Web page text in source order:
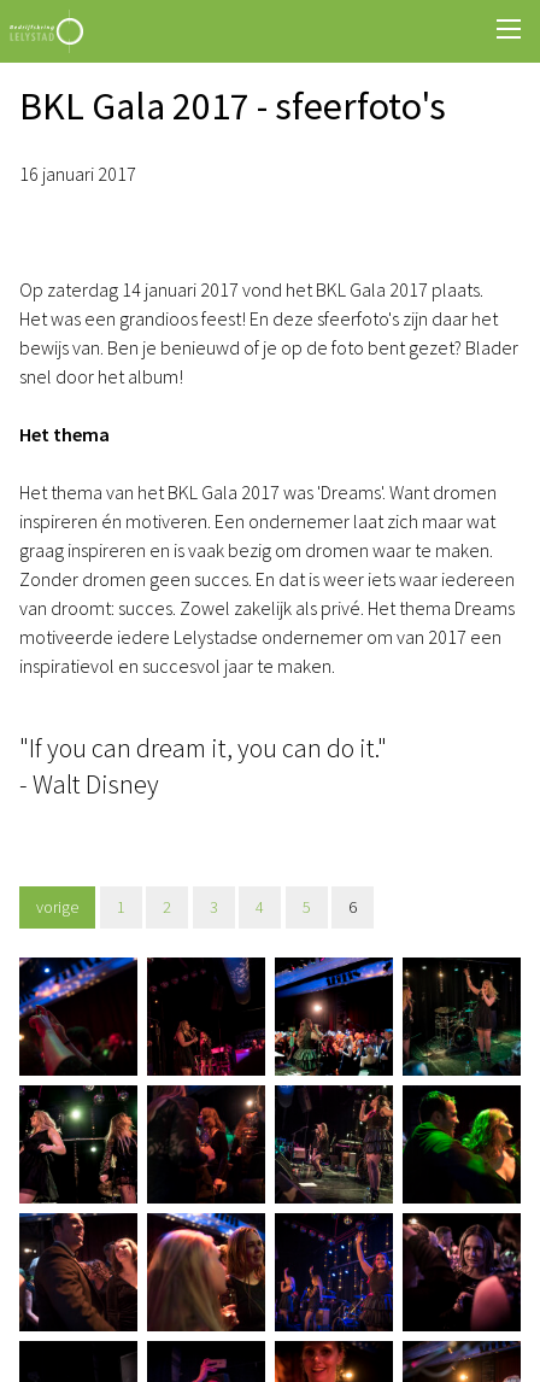
BKL Gala 2017 - sfeerfoto's
16 januari 2017
Op zaterdag 14 januari 2017 vond het BKL Gala 2017 plaats.
Het was een grandioos feest! En deze sfeerfoto's zijn daar het
bewijs van. Ben je benieuwd of je op de foto bent gezet? Blader
snel door het album!
Het thema
Het thema van het BKL Gala 2017 was 'Dreams'. Want dromen
inspireren én motiveren. Een ondernemer laat zich maar wat
graag inspireren en is vaak bezig om dromen waar te maken.
Zonder dromen geen succes. En dat is weer iets waar iedereen
van droomt: succes. Zowel zakelijk als privé. Het thema Dreams
motiveerde iedere Lelystadse ondernemer om van 2017 een
inspiratievol en succesvol jaar te maken.
"If you can dream it, you can do it."
- Walt Disney
vorige 1 2 3 4 5 6